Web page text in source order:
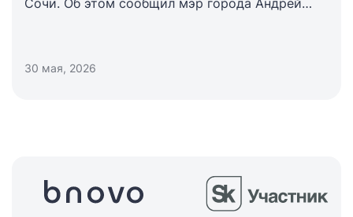
Сочи. Об этом сообщил мэр города Андрей
Сейчас средний уровень бронирования на лето
приближается к 65%. Для приема гостей
30 мая, 2026